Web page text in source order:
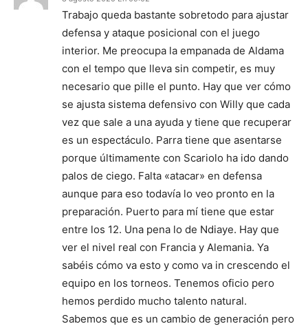
Trabajo queda bastante sobretodo para ajustar
defensa y ataque posicional con el juego
interior. Me preocupa la empanada de Aldama
con el tempo que lleva sin competir, es muy
necesario que pille el punto. Hay que ver cómo
se ajusta sistema defensivo con Willy que cada
vez que sale a una ayuda y tiene que recuperar
es un espectáculo. Parra tiene que asentarse
porque últimamente con Scariolo ha ido dando
palos de ciego. Falta «atacar» en defensa
aunque para eso todavía lo veo pronto en la
preparación. Puerto para mí tiene que estar
entre los 12. Una pena lo de Ndiaye. Hay que
ver el nivel real con Francia y Alemania. Ya
sabéis cómo va esto y como va in crescendo el
equipo en los torneos. Tenemos oficio pero
hemos perdido mucho talento natural.
Sabemos que es un cambio de generación pero